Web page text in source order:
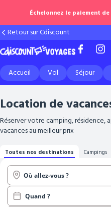
Échelonnez le paiement
Retour sur Cdiscount
Accueil Vol Séjour
Location de
Réserver votre camping, résidence,
vacances au meilleur prix
Toutes nos destinations Campings
Où allez-vous ?
Quand ?